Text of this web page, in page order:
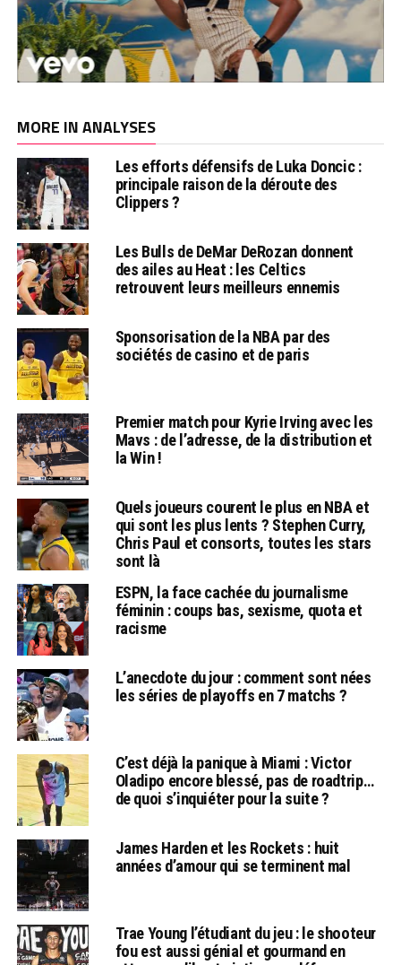
MORE IN ANALYSES
Les efforts défensifs de Luka Doncic :
principale raison de la déroute des
Clippers ?
Les Bulls de DeMar DeRozan donnent
des ailes au Heat : les Celtics
retrouvent leurs meilleurs ennemis
Sponsorisation de la NBA par des
sociétés de casino et de paris
Premier match pour Kyrie Irving avec les
Mavs : de l’adresse, de la distribution et
la Win !
Quels joueurs courent le plus en NBA et
qui sont les plus lents ? Stephen Curry,
Chris Paul et consorts, toutes les stars
sont là
ESPN, la face cachée du journalisme
féminin : coups bas, sexisme, quota et
racisme
L’anecdote du jour : comment sont nées
les séries de playoffs en 7 matchs ?
C’est déjà la panique à Miami : Victor
Oladipo encore blessé, pas de roadtrip…
de quoi s’inquiéter pour la suite ?
James Harden et les Rockets : huit
années d’amour qui se terminent mal
Trae Young l’étudiant du jeu : le shooteur
fou est aussi génial et gourmand en